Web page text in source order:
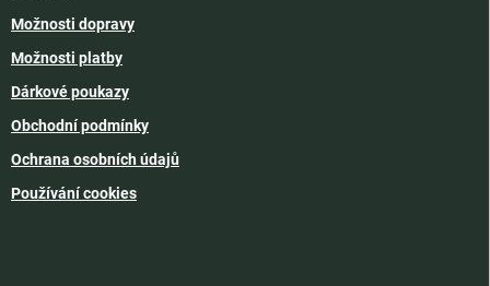
Možnosti dopravy
Možnosti platby
Dárkové poukazy
Obchodní podmínky
Ochrana osobních údajů
Používání cookies